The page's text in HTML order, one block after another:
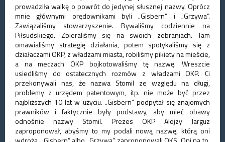
prowadziła walkę o powrót do jedynej słusznej nazwy. Oprócz
mnie głównymi orędownikami byli „Gisbern” i „Grzywa”.
Zawiązaliśmy stowarzyszenie. Bywaliśmy codziennie na
Piłsudskiego. Zbieraliśmy się na swoich zebraniach. Tam
omawialiśmy strategię działania, potem spotykaliśmy się z
działaczami OKP, z władzami miasta, robiliśmy pikiety na mieście,
a na meczach OKP bojkotowaliśmy tę nazwę. Wreszcie
usiedliśmy do ostatecznych rozmów z władzami OKP. Ci
przekonywali nas, że nazwa Stomil ze względu na długi,
problemy z urzędem patentowym, itp. nie może być przez
najbliższych 10 lat w użyciu. „Gisbern” podpytał się znajomych
prawników i faktycznie były podstawy, aby mieć obawy
odnośnie nazwy Stomil. Prezes OKP Alojzy Jarguz
zaproponował, abyśmy to my podali nową nazwę, którą oni